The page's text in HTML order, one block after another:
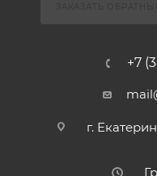
+7
г.